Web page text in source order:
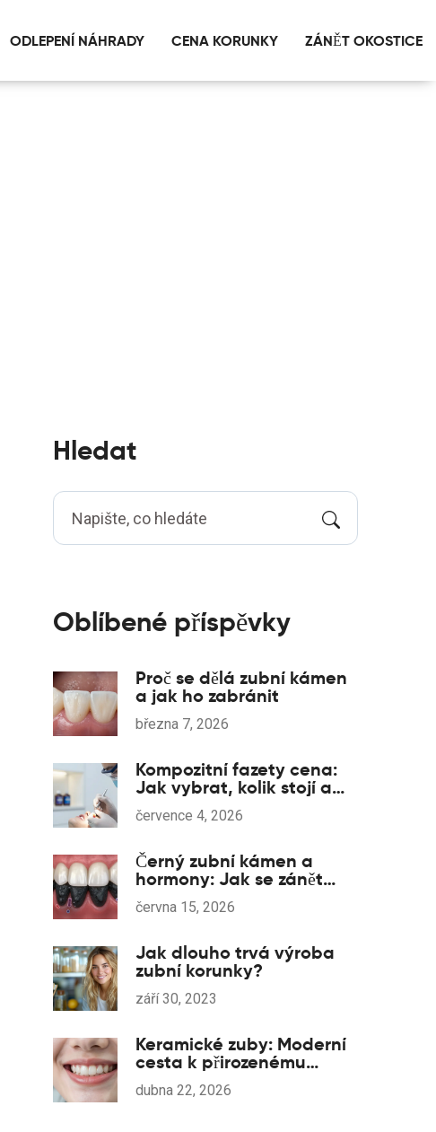
ODLEPENÍ NÁHRADY CENA KORUNKY ZÁNĚT OKOSTICE
Hledat
Oblíbené příspěvky
Proč se dělá zubní kámen
a jak ho zabránit
března 7, 2026
Kompozitní fazety cena:
Jak vybrat, kolik stojí a
na co si dát pozor
července 4, 2026
Černý zubní kámen a
hormony: Jak se zánět
dásní dostává do krve
června 15, 2026
Jak dlouho trvá výroba
zubní korunky?
září 30, 2023
Keramické zuby: Moderní
cesta k přirozenému
úsměvu a zdraví
dubna 22, 2026